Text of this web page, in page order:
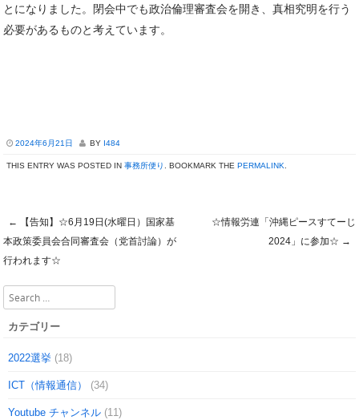
とになりました。閉会中でも政治倫理審査会を開き、真相究明を行う
必要があるものと考えています。
2024年6月21日 BY I484
THIS ENTRY WAS POSTED IN 事務所便り . BOOKMARK THE PERMALINK
Post navigation
←
【告知】☆6月19日(水曜日）国家基
本政策委員会合同審査会（党首討論）が
行われます☆
☆情報労連「沖縄ピースすてーじ
2024」に参加☆ →
Search
カテゴリー
2022選挙 (18)
ICT（情報通信） (34)
Youtube チャンネル (11)